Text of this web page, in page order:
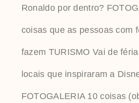
Ronaldo por dentro?
coisas que as pessoas com
fazem TURISMO Vai de
locais que inspiraram a
FOTOGALERIA 10 coisas